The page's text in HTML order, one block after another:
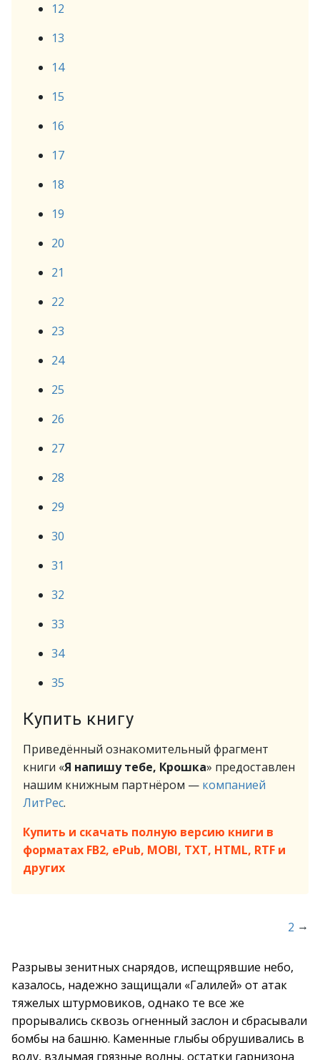
12
13
14
15
16
17
18
19
20
21
22
23
24
25
26
27
28
29
30
31
32
33
34
35
Купить книгу
Приведённый ознакомительный фрагмент
книги «Я напишу тебе, Крошка» предоставлен
нашим книжным партнёром — компанией
ЛитРес.
Купить и скачать полную версию книги в
форматах FB2, ePub, MOBI, TXT, HTML, RTF и
других
2 →
Разрывы зенитных снарядов, испещрявшие небо,
казалось, надежно защищали «Галилей» от атак
тяжелых штурмовиков, однако те все же
прорывались сквозь огненный заслон и сбрасывали
бомбы на башню. Каменные глыбы обрушивались в
воду, вздымая грязные волны, остатки гарнизона